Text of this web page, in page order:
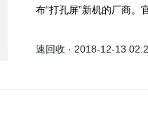
布“打孔屏”新机的厂商
速回收 · 2018-12-13